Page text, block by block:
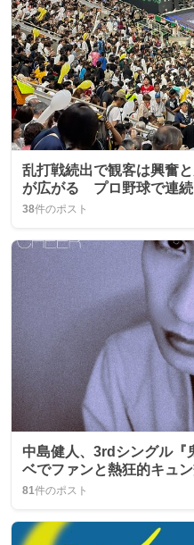
乱打戦続出で観客は興奮
が広がる プロ野球で連続
38件のポスト
中島健人、3rdシングル
ベでファンと熱狂的キュ
81件のポスト